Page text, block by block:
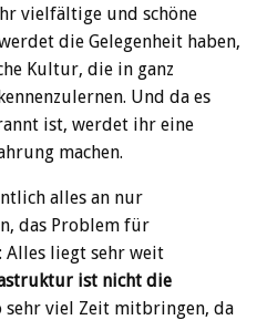
vielfältige und schöne
die Gelegenheit haben,
Kultur, die in ganz
Und da es
ist, werdet ihr eine
machen.
alles an nur
das Problem für
Alles liegt sehr weit
ist nicht die
sehr viel Zeit mitbringen, da